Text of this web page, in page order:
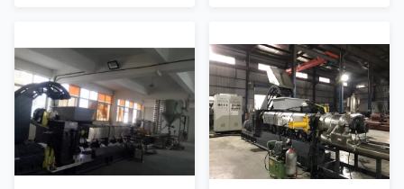
고 노하우를 비교하십시오. 이
것은 뿐만 아니라 압출기의 효
율성 자체를 증가하고, 또한 최
종 사용자를 위한 생산비를 저
장합니다. 이점: 같은 크기 압
출기, 더 큰 산출 낮은 동력비
낙관된 나사 단면도 정확한 온
도 조종 모듈 단 하나 나사 디
다름); 주요 압출기 유형:
CSETM45단일 나사 압출기;
4. 전체적인 선을 위한 구성 먹
이는 체계 체계를합성하는
CSETM45단 하나나사; 체계를
작은 알모양으로 하고 포스트
다루기; 기계의 묘사: 아니다.
납품의 명칭 Qty. 1.0 단위를
다루는 원료 1.1 진공 장전...